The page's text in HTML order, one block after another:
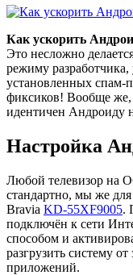
Как ускорить
Это несложно
режиму разработчика,
установленных спам-
фиксиков! Вообще
идентичен Андроиду
Настройка
Любой телевизор на
стандартно, мы же
Bravia KD-55XF9005.
подключён к сети
способом и
разгрузить систему
приложений.